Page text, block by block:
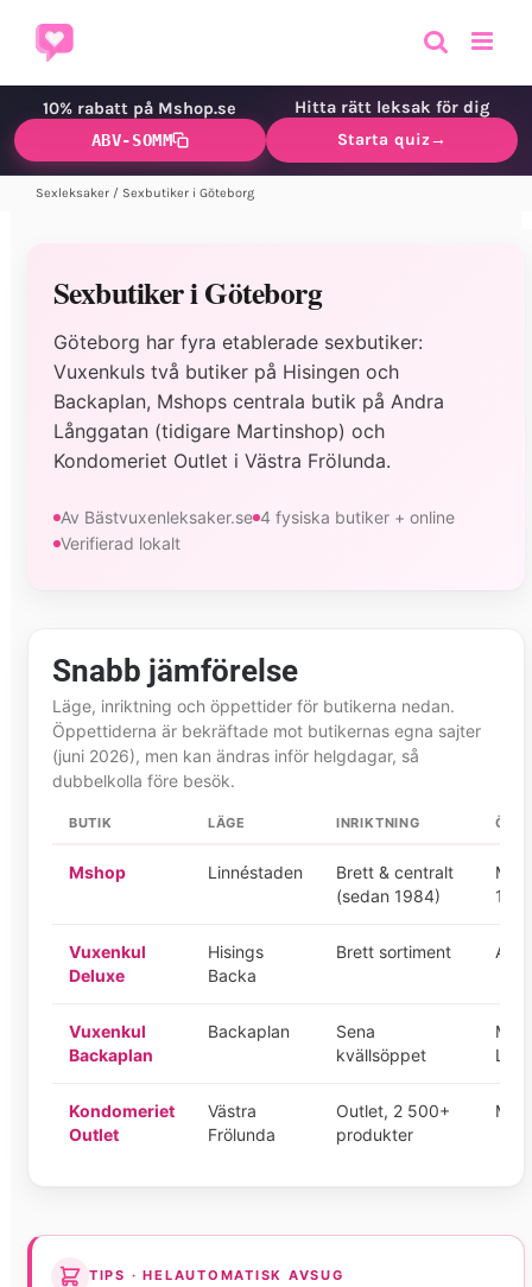
innehållet
10% rabatt på Mshop.se
ABV-SOMM
Hitta rätt leksak för dig
Starta quiz→
Sexleksaker/ Sexbutiker i Göteborg
Sexbutiker i Göteborg
Göteborg har fyra etablerade sexbutiker:
Vuxenkuls två butiker på Hisingen och
Backaplan, Mshops centrala butik på Andra
Långgatan (tidigare Martinshop) och
Kondomeriet Outlet i Västra Frölunda.
Av Bästvuxenleksaker.se 4 fysiska butiker + online
Verifierad lokalt
Snabb jämförelse
Läge, inriktning och öppettider för butikerna nedan.
Öppettiderna är bekräftade mot butikernas egna sajter
(juni 2026), men kan ändras inför helgdagar, så
dubbelkolla före besök.
BUTIK LÄGE INRIKTNING
Mshop Linnéstaden
Brett & centralt
(sedan 1984)
Vuxenkul
Deluxe
Hisings
Backa
Brett sortiment Alla
Vuxenkul
Backaplan
Backaplan
Sena
kvällsöppet
Lör
Kondomeriet
Outlet
Västra
Frölunda
Outlet, 2 500+
produkter
TIPS · HELAUTOMATISK AVSUG